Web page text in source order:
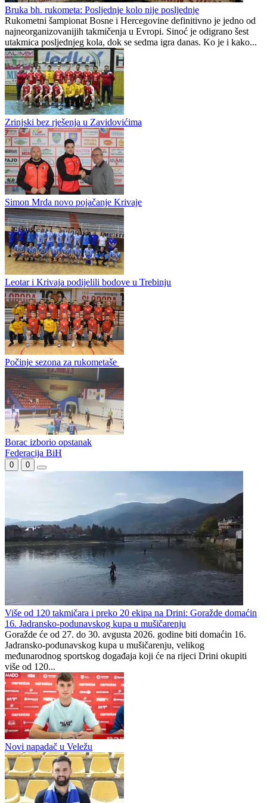
Borac ili Sloga?
Krivaja
0 0
Bruka bh. rukometa: Posljednje kolo nije posljednje
Rukometni šampionat Bosne i Hercegovine definitivno je jedno od
najneorganizovanijih takmičenja u Evropi. Sinoć je odigrano šest
utakmica posljednjeg kola, dok se sedma igra danas. Ko je i kako...
Zrinjski bez rješenja u Zavidovićima
Simon Mrda novo pojačanje Krivaje
Leotar i Krivaja podijelili bodove u Trebinju
Počinje sezona za rukometaše
Borac izborio opstanak
Federacija BiH
0 0
Više od 120 takmičara i preko 20 ekipa na Drini: Goražde domaćin
16. Jadransko-podunavskog kupa u mušičarenju